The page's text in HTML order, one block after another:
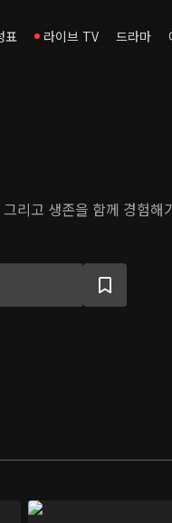
표 라이브 TV 드라마
리고 생존을 함께 경험해